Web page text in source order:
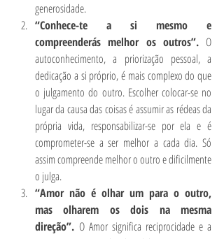
generosidade.
“Conhece-te a si mesmo e
compreenderás melhor os outros”. O
autoconhecimento, a priorização pessoal, a
dedicação a si próprio, é mais complexo do que
o julgamento do outro. Escolher colocar-se no
lugar da causa das coisas é assumir as rédeas da
própria vida, responsabilizar-se por ela e é
comprometer-se a ser melhor a cada dia. Só
assim compreende melhor o outro e dificilmente
o julga.
“Amor não é olhar um para o outro,
mas olharem os dois na mesma
direção”. O Amor significa reciprocidade e a